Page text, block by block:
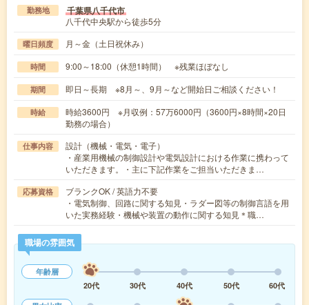
勤務地 千葉県八千代市
八千代中央駅から徒歩5分
曜日頻度 月～金（土日祝休み）
時間 9:00～18:00（休憩1時間） ※残業ほぼなし
期間 即日～長期 ※8月～、9月～など開始日ご相談ください！
時給
時給3600円 ※月収例：57万6000円（3600円×8時間×20日
勤務の場合）
仕事内容
設計（機械・電気・電子）
・産業用機械の制御設計や電気設計における作業に携わって
いただきます。・主に下記作業をご担当いただきま…
応募資格
ブランクOK / 英語力不要
・電気制御、回路に関する知見・ラダー図等の制御言語を用
いた実務経験・機械や装置の動作に関する知見＊職…
職場の雰囲気
年齢層
20代
30代 40代 50代
60代